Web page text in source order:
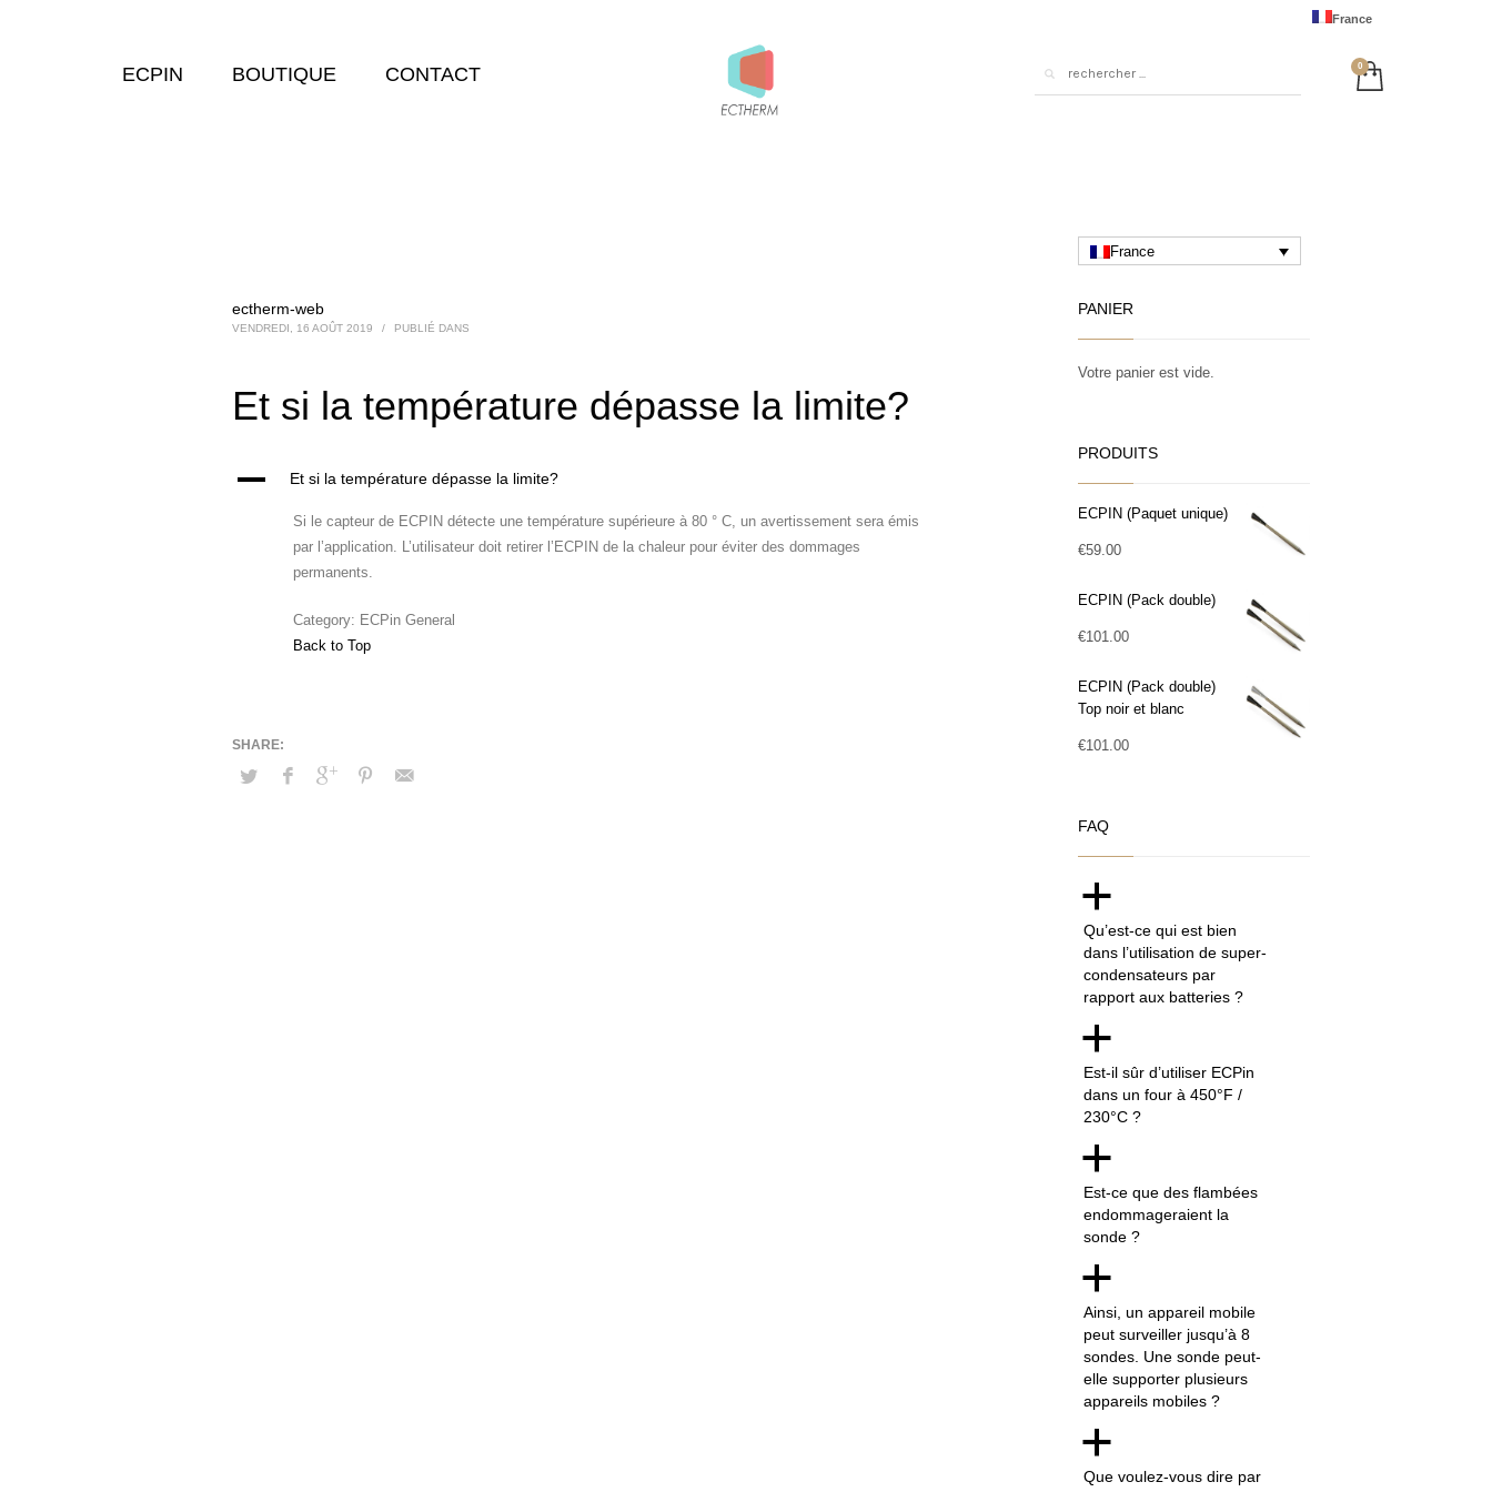
France
Australia
ECPIN BOUTIQUE CONTACT
ectherm-web
VENDREDI, 16 AOÛT 2019 / PUBLIÉ DANS
Et si la température dépasse la limite?
A Et si la température dépasse la limite?
Si le capteur de ECPIN détecte une température supérieure à 80 ° C, un avertissement sera émis
par l’application. L’utilisateur doit retirer l’ECPIN de la chaleur pour éviter des dommages
permanents.
Category: ECPin General
Back to Top
France
PANIER
Votre panier est vide.
PRODUITS
ECPIN (Paquet unique)
€59.00
ECPIN (Pack double)
€101.00
ECPIN (Pack double)
Top noir et blanc
€101.00
FAQ
a
Qu’est-ce qui est bien
dans l’utilisation de super-
condensateurs par
rapport aux batteries ?
a
Est-il sûr d’utiliser ECPin
dans un four à 450°F /
230°C ?
a
Est-ce que des flambées
endommageraient la
sonde ?
a
Ainsi, un appareil mobile
peut surveiller jusqu’à 8
sondes. Une sonde peut-
elle supporter plusieurs
appareils mobiles ?
a
Que voulez-vous dire par